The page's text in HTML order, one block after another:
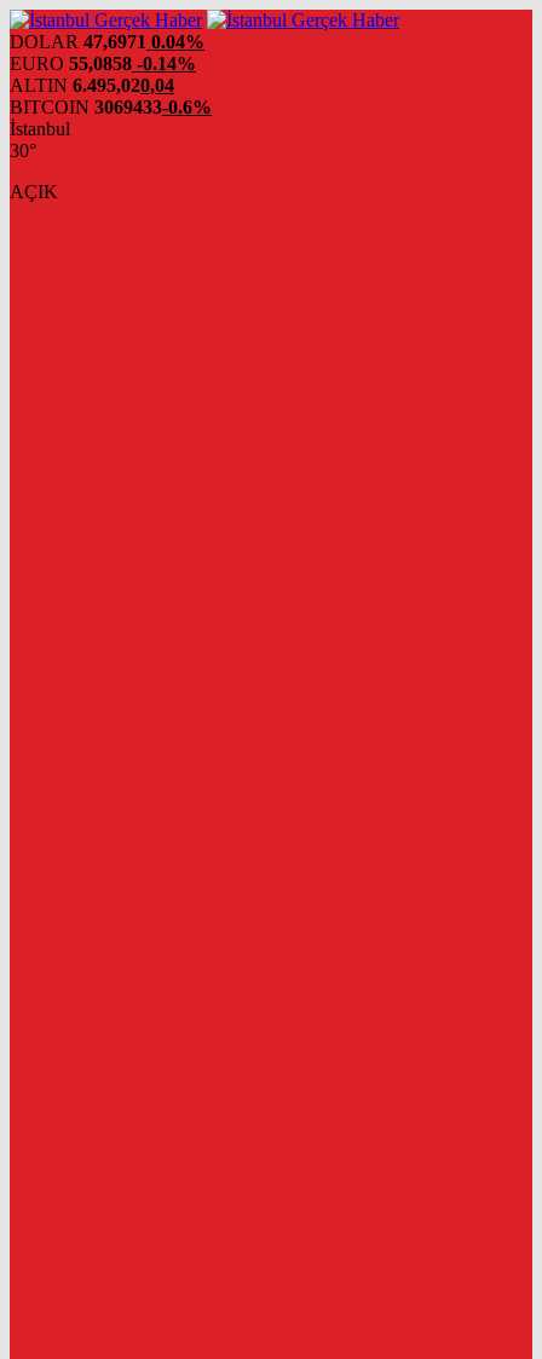
DOLAR 47,6971 0.04%
EURO 55,0858 -0.14%
ALTIN 6.495,020,04
BITCOIN 3069433-0.6%
İstanbul
30°
AÇIK